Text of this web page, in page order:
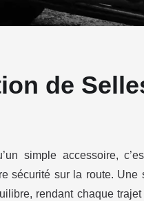
de
simple accessoire,
sécurité sur la route. Une
rendant chaque trajet